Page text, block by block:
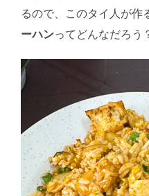
るので、このタイ人が作
ーハンってどんなだろう